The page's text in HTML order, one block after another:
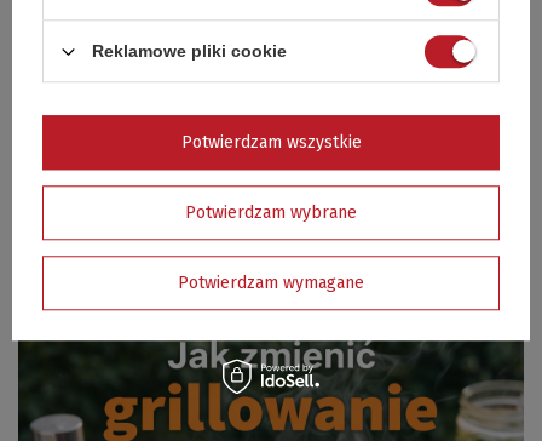
rozszerzyć możliwości swojego grilla,
najlepsze efekty smakowei kontrolę nad
płyta żeliwna do grillato krok, który warto zrobić.
To nie tylko dodatek. To narzędzie, któreodmienia grillowanie z
hobby w kulinarne doświadczenie— nie tylko latem, ale przez
Reklamowe pliki cookie
Potwierdzam wybrane
Potwierdzam wymagane
Potwierdzam wszystkie